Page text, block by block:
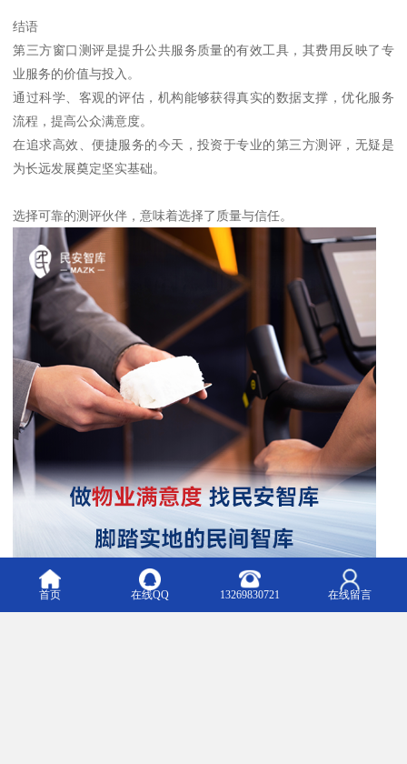
结语
第三方窗口测评是提升公共服务质量的有效工具，其费用反映了专
业服务的价值与投入。
通过科学、客观的评估，机构能够获得真实的数据支撑，优化服务
流程，提高公众满意度。
在追求高效、便捷服务的今天，投资于专业的第三方测评，无疑是
为长远发展奠定坚实基础。
选择可靠的测评伙伴，意味着选择了质量与信任。
让我们共同推动公共服务向更高水平迈进，为社会的和谐发展贡献
首页 在线QQ 13269830721 在线留言